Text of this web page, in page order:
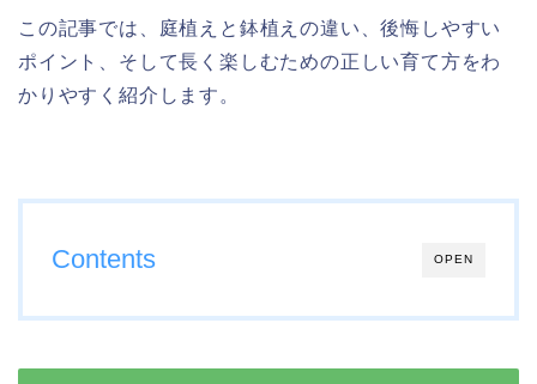
この記事では、庭植えと鉢植えの違い、後悔しやすい
ポイント、そして長く楽しむための正しい育て方をわ
かりやすく紹介します。
OPEN
Contents